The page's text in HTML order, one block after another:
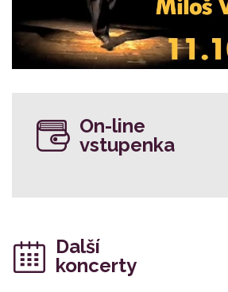
On-line
vstupenka
Další
koncerty